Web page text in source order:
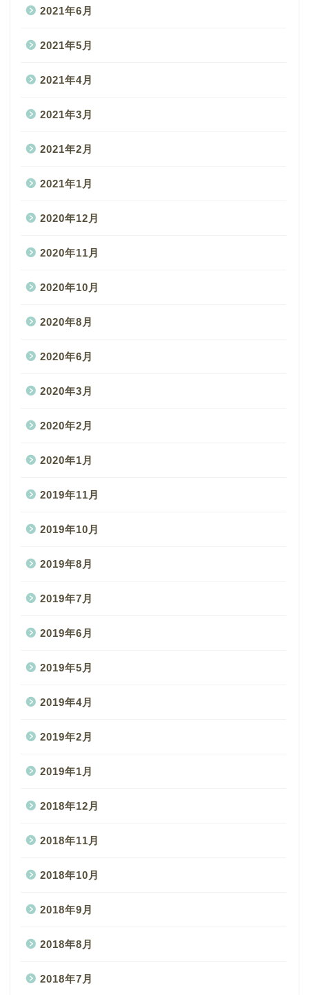
2021年6月
2021年5月
2021年4月
2021年3月
2021年2月
2021年1月
2020年12月
2020年11月
2020年10月
2020年8月
2020年6月
2020年3月
2020年2月
2020年1月
2019年11月
2019年10月
2019年8月
2019年7月
2019年6月
2019年5月
2019年4月
2019年2月
2019年1月
2018年12月
2018年11月
2018年10月
2018年9月
2018年8月
2018年7月